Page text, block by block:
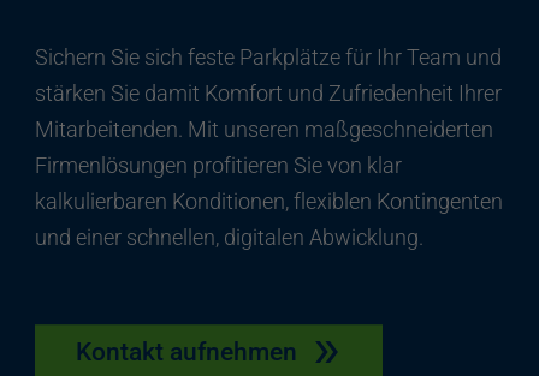
Sichern Sie sich feste Parkplätze für Ihr Team und
stärken Sie damit Komfort und Zufriedenheit Ihrer
Mitarbeitenden. Mit unseren maßgeschneiderten
Firmenlösungen profitieren Sie von klar
kalkulierbaren Konditionen, flexiblen Kontingenten
und einer schnellen, digitalen Abwicklung.
Kontakt aufnehmen